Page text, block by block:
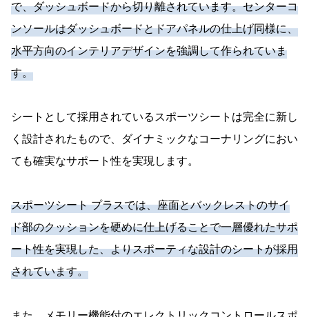
で、ダッシュボードから切り離されています。センターコ
ンソールはダッシュボードとドアパネルの仕上げ同様に、
水平方向のインテリアデザインを強調して作られていま
す。
シートとして採用されているスポーツシートは完全に新し
く設計されたもので、ダイナミックなコーナリングにおい
ても確実なサポート性を実現します。
スポーツシート プラスでは、座面とバックレストのサイ
ド部のクッションを硬めに仕上げることで一層優れたサポ
ート性を実現した、よりスポーティな設計のシートが採用
されています。